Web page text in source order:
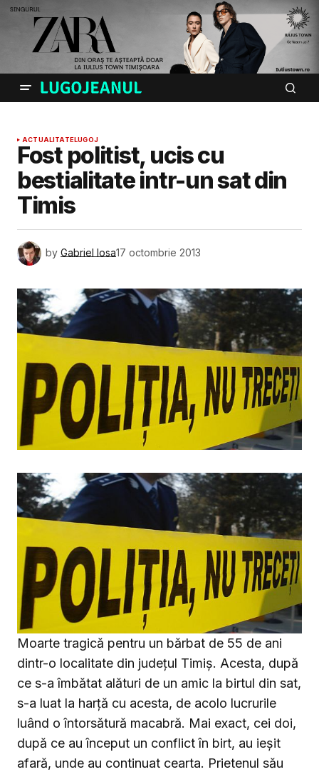
ACTUALITATELUGOJ
Fost politist, ucis cu
bestialitate intr-un sat din
Timis
by Gabriel Iosa17 octombrie 2013
Moarte tragică pentru un bărbat de 55 de ani
dintr-o localitate din județul Timiș. Acesta, după
ce s-a îmbătat alături de un amic la birtul din sat,
s-a luat la harță cu acesta, de acolo lucrurile
luând o întorsătură macabră. Mai exact, cei doi,
după ce au început un conflict în birt, au ieșit
afară, unde au continuat cearta. Prietenul său